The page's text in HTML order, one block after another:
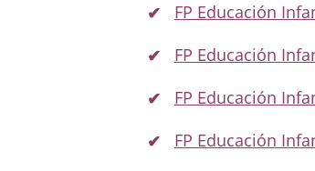
FP Educación
FP Educación
FP Educación
FP Educación